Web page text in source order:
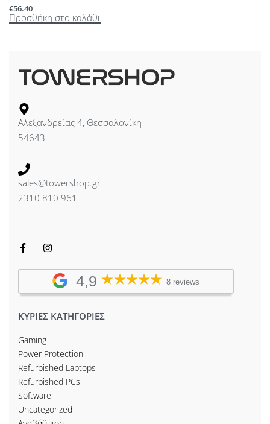
€56.40
Προσθήκη στο καλάθι
Αλεξανδρείας 4, Θεσσαλονίκη
54643
sales@towershop.gr
2310 810 961
4,9 8 reviews
ΚΥΡΙΕΣ ΚΑΤΗΓΟΡΙΕΣ
Gaming
Power Protection
Refurbished Laptops
Refurbished PCs
Software
Uncategorized